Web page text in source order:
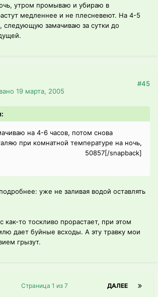
утром промываю и убираю в
медленнее и не плесневеют. На 4-5
следующую замачиваю за сутки до
19 марта, 2005
#45
на 4-6 часов, потом снова
при комнатной температуре на ночь,
50857[/snapback]
уже не заливая водой оставлять
как-то тоскливо прорастает, при этом
дает буйные всходы. А эту травку мои
грызут.
ДАЛЕЕ
Страница 1 из 7